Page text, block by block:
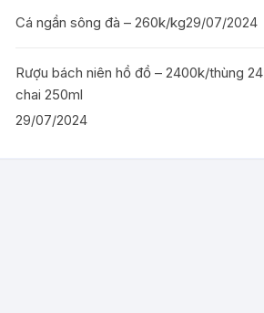
Cá ngần sông đà – 260k/kg29/07/2024
Rượu bách niên hồ đồ – 2400k/thùng 24
chai 250ml
29/07/2024